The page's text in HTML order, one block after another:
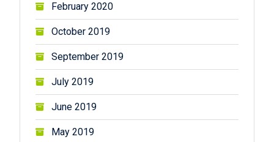
February 2020
October 2019
September 2019
July 2019
June 2019
May 2019